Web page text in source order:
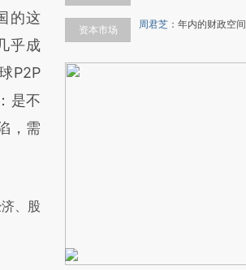
的这
乎成
P2P
是不
，需
、股
资本市场 周君芝 ： 年内的财政空间